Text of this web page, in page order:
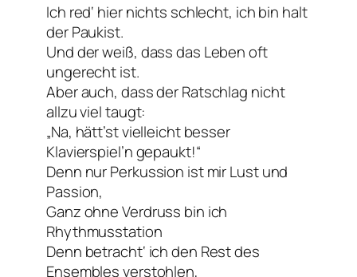
Ich red‘ hier nichts schlecht, ich bin halt
der Paukist.
Und der weiß, dass das Leben oft
ungerecht ist.
Aber auch, dass der Ratschlag nicht
allzu viel taugt:
„Na, hätt’st vielleicht besser
Klavierspiel’n gepaukt!“
Denn nur Perkussion ist mir Lust und
Passion,
Ganz ohne Verdruss bin ich
Rhythmusstation
Denn betracht‘ ich den Rest des
Ensembles verstohlen,